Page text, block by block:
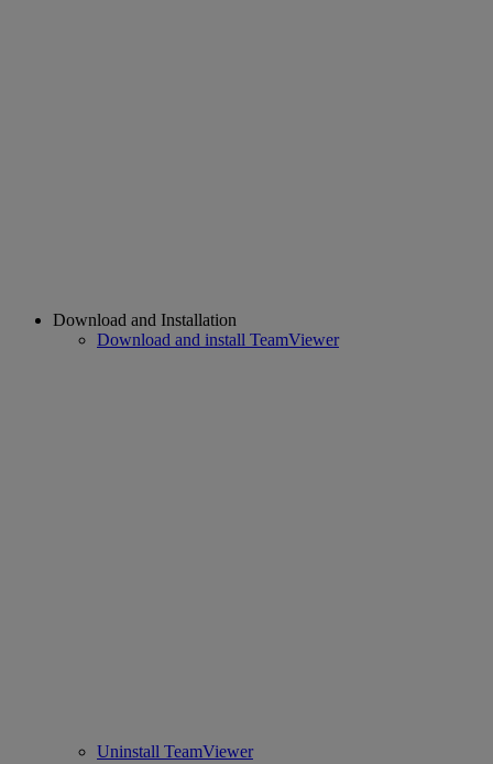
Download and Installation
Download and install TeamViewer
Uninstall TeamViewer